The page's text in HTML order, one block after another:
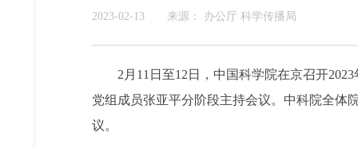
2023-02-13 来源： 办公厅 科学传播局
2月11日至12日，中国科学院在京召开2023
党组成员张亚平分阶段主持会议。中科院全体
议。